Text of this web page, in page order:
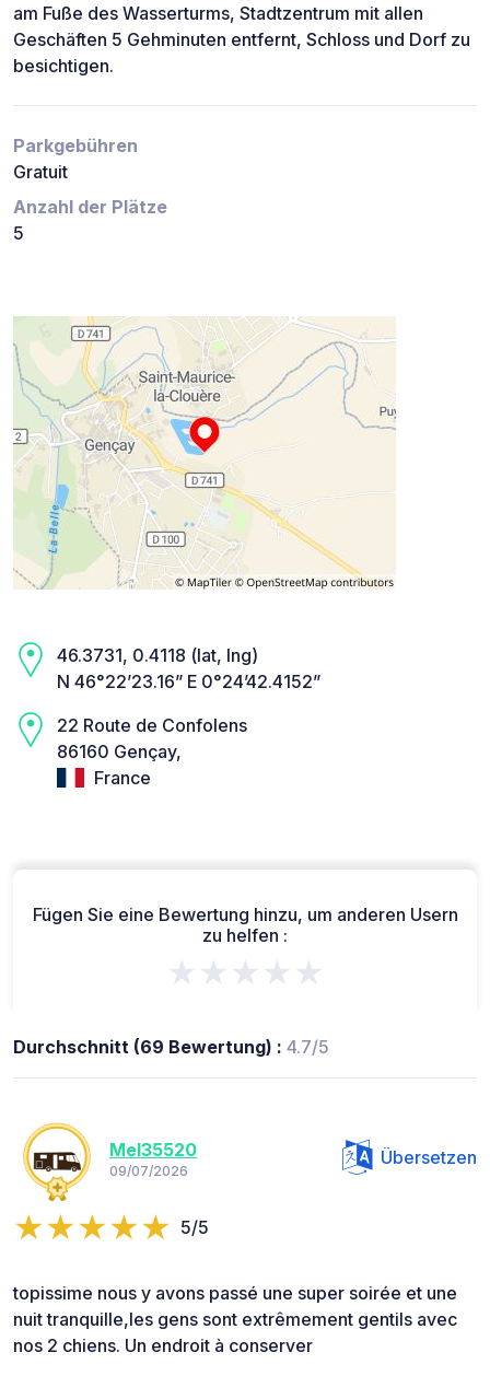
am Fuße des Wasserturms, Stadtzentrum mit allen
Geschäften 5 Gehminuten entfernt, Schloss und Dorf zu
besichtigen.
Parkgebühren
Gratuit
Anzahl der Plätze
5
46.3731, 0.4118 (lat, lng)
N 46°22’23.16” E 0°24’42.4152”
22 Route de Confolens
86160 Gençay,
France
Fügen Sie eine Bewertung hinzu, um anderen Usern
zu helfen :
★★★★★
Durchschnitt (69 Bewertung) : 4.7/5
Mel35520
09/07/2026
Übersetzen
5/5
topissime nous y avons passé une super soirée et une
nuit tranquille,les gens sont extrêmement gentils avec
nos 2 chiens. Un endroit à conserver